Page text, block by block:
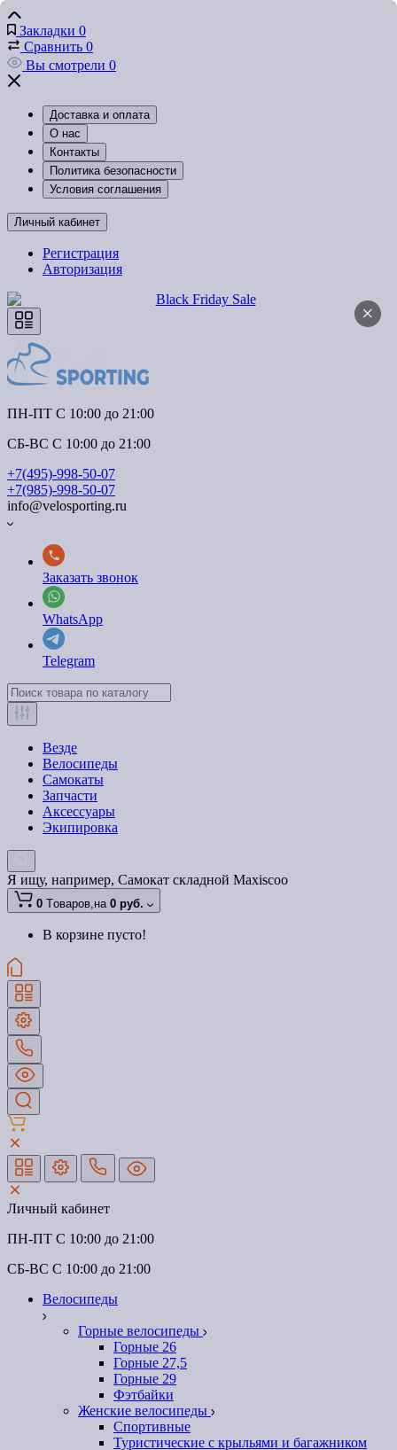
Закладки 0
Сравнить 0
Вы смотрели 0
Доставка и оплата
О нас
Контакты
Политика безопасности
Условия соглашения
Личный кабинет
Регистрация
Авторизация
×
ПН-ПТ C 10:00 до 21:00
СБ-ВС С 10:00 до 21:00
+7(495)-998-50-07
+7(985)-998-50-07
info@velosporting.ru
Заказать звонок
WhatsApp
Telegram
Везде
Велосипеды
Самокаты
Запчасти
Аксессуары
Экипировка
Я ищу, например, Самокат складной Maxiscoo
0 Tоваров,на 0 руб.
В корзине пусто!
Личный кабинет
ПН-ПТ C 10:00 до 21:00
СБ-ВС С 10:00 до 21:00
Велосипеды
Горные велосипеды
Горные 26
Горные 27,5
Горные 29
Фэтбайки
Женские велосипеды
Спортивные
Туристические с крыльями и багажником